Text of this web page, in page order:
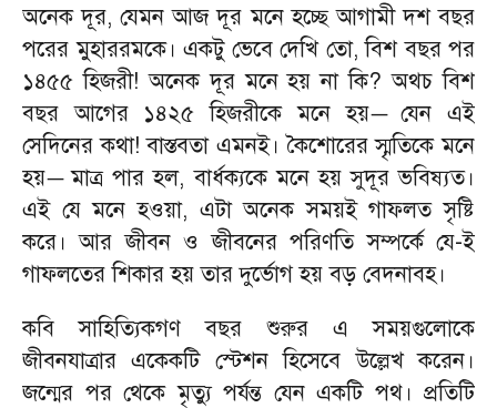
অনেক দূর,যেমন আজ দূর মনে হচ্ছে আগামী দশ বছর
পরের মুহাররমকে। একটু ভেবে দেখি তো,বিশ বছর পর
১৪৫৫ হিজরী! অনেক দূর মনে হয় না কি?অথচ বিশ
বছর আগের ১৪২৫ হিজরীকে মনে হয়— যেন এই
সেদিনের কথা! বাস্তবতা এমনই। কৈশোরের স্মৃতিকে মনে
হয়— মাত্র পার হল,বার্ধক্যকে মনে হয় সুদূর ভবিষ্যত।
এই যে মনে হওয়া, এটা অনেক সময়ই গাফলত সৃষ্টি
করে। আর জীবন ও জীবনের পরিণতি সম্পর্কে যে-ই
গাফলতের শিকার হয় তার দুর্ভোগ হয় বড় বেদনাবহ।
কবি সাহিত্যিকগণ বছর শুরুর এ সময়গুলোকে
জীবনযাত্রার একেকটি স্টেশন হিসেবে উল্লেখ করেন।
জন্মের পর থেকে মৃত্যু পর্যন্ত যেন একটি পথ। প্রতিটি